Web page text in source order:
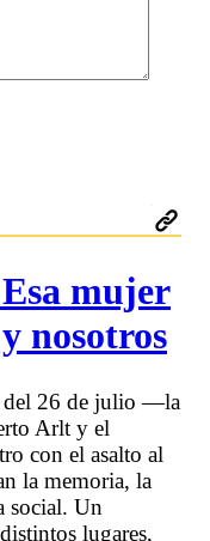
mujer
nosotros
del 26 de julio —la
Arlt y el
con el asalto al
la memoria, la
social. Un
lugares,